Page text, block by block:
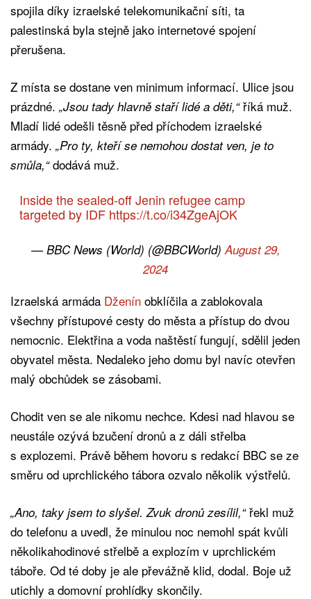
spojila díky izraelské telekomunikační síti, ta
palestinská byla stejně jako internetové spojení
přerušena.
Z místa se dostane ven minimum informací. Ulice jsou
prázdné. „Jsou tady hlavně staří lidé a děti,“říká muž.
Mladí lidé odešli těsně před příchodem izraelské
armády. „Pro ty, kteří se nemohou dostat ven, je to
smůla,“dodává muž.
Inside the sealed-off Jenin refugee camp
targeted by IDF https://t.co/i34ZgeAjOK
— BBC News (World) (@BBCWorld) August 29,
2024
Izraelská armáda Dženín obklíčila a zablokovala
všechny přístupové cesty do města a přístup do dvou
nemocnic. Elektřina a voda naštěstí fungují, sdělil jeden
obyvatel města. Nedaleko jeho domu byl navíc otevřen
malý obchůdek se zásobami.
Chodit ven se ale nikomu nechce. Kdesi nad hlavou se
neustále ozývá bzučení dronů a z dáli střelba
s explozemi. Právě během hovoru s redakcí BBC se ze
směru od uprchlického tábora ozvalo několik výstřelů.
„Ano, taky jsem to slyšel. Zvuk dronů zesílil,“řekl muž
do telefonu a uvedl, že minulou noc nemohl spát kvůli
několikahodinové střelbě a explozím v uprchlickém
táboře. Od té doby je ale převážně klid, dodal. Boje už
utichly a domovní prohlídky skončily.